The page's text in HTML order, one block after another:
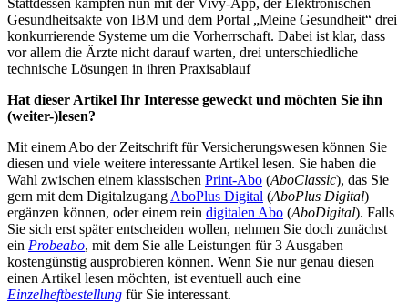
Gesundheitsakte von IBM und dem Portal „Meine Gesundheit“ drei
konkurrierende Systeme um die Vorherrschaft. Dabei ist klar, dass
vor allem die Ärzte nicht darauf warten, drei unterschiedliche
technische Lösungen in ihren Praxisablauf
Hat dieser Artikel Ihr Interesse geweckt und möchten Sie ihn
(weiter-)lesen?
Mit einem Abo der Zeitschrift für Versicherungswesen können Sie
diesen und viele weitere interessante Artikel lesen. Sie haben die
Wahl zwischen einem klassischen Print-Abo (AboClassic), das Sie
gern mit dem Digitalzugang AboPlus Digital (AboPlus Digital)
ergänzen können, oder einem rein digitalen Abo (AboDigital). Falls
Sie sich erst später entscheiden wollen, nehmen Sie doch zunächst
ein Probeabo, mit dem Sie alle Leistungen für 3 Ausgaben
kostengünstig ausprobieren können. Wenn Sie nur genau diesen
einen Artikel lesen möchten, ist eventuell auch eine
Einzelheftbestellung für Sie interessant.